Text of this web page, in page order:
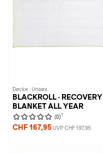
Decke · Unisex
BLACKROLL · RECOVERY
BLANKET ALL YEAR
(0) 1
CHF 167,95 UVP CHF 197,95